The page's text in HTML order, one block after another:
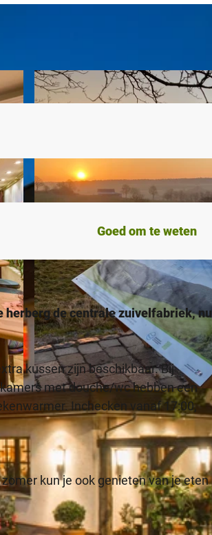
Goed om te weten
herberg de centrale zuivelfabriek, nu
kussen zijn beschikbaar. Bij
met douche/wc hebben een
Inchecken vanaf 17:00,
kun je ook genieten van je eten